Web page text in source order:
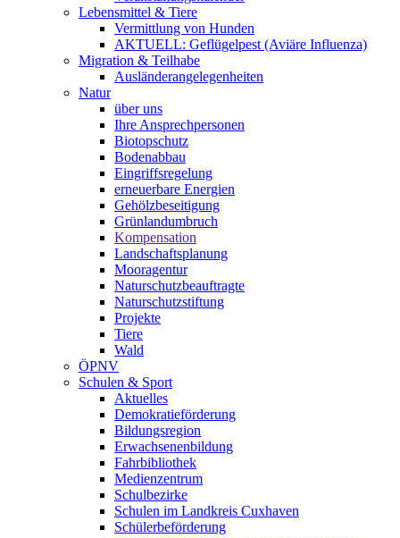
Lebensmittel & Tiere
Vermittlung von Hunden
AKTUELL: Geflügelpest (Aviäre Influenza)
Migration & Teilhabe
Ausländerangelegenheiten
Natur
über uns
Ihre Ansprechpersonen
Biotopschutz
Bodenabbau
Eingriffsregelung
erneuerbare Energien
Gehölzbeseitigung
Grünlandumbruch
Kompensation
Landschaftsplanung
Mooragentur
Naturschutzbeauftragte
Naturschutzstiftung
Projekte
Tiere
Wald
ÖPNV
Schulen & Sport
Aktuelles
Demokratieförderung
Bildungsregion
Erwachsenenbildung
Fahrbibliothek
Medienzentrum
Schulbezirke
Schulen im Landkreis Cuxhaven
Schülerbeförderung